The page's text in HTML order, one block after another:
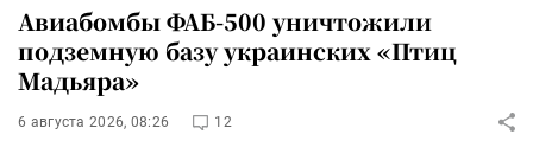
Авиабомбы ФАБ-500 уничтожили
подземную базу украинских «Птиц
Мадьяра»
6 августа 2026, 08:26 12